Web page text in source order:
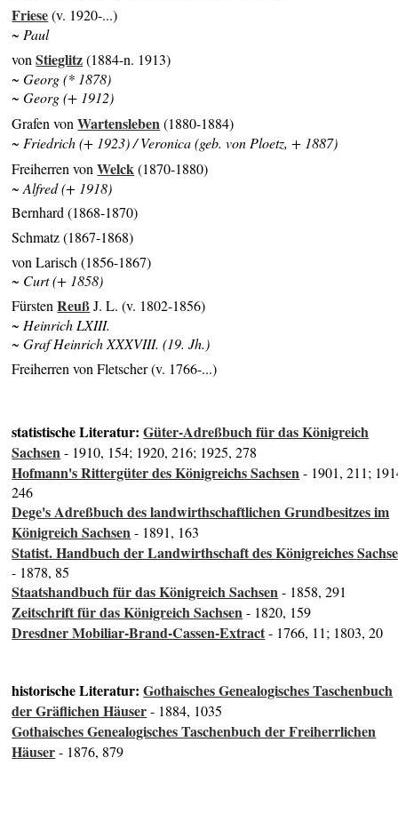
Friese(v. 1920-...)
~ Paul
vonStieglitz(1884-n. 1913)
~ Georg (* 1878)
~ Georg (+ 1912)
Grafen vonWartensleben(1880-1884)
~ Friedrich (+ 1923) / Veronica (geb. von Ploetz, + 1887)
Freiherren vonWelck(1870-1880)
~ Alfred (+ 1918)
Bernhard (1868-1870)
Schmatz (1867-1868)
von Larisch (1856-1867)
~ Curt (+ 1858)
FürstenReußJ. L. (v. 1802-1856)
~ Heinrich LXIII.
~ Graf Heinrich XXXVIII. (19. Jh.)
Freiherren von Fletscher (v. 1766-...)
statistische Literatur:Güter-Adreßbuch für das Königreich
Sachsen- 1910, 154; 1920, 216; 1925, 278
Hofmann's Rittergüter des Königreichs Sachsen- 1901, 211;
246
Dege's Adreßbuch des landwirthschaftlichen Grundbesitzes im
Königreich Sachsen- 1891, 163
Statist. Handbuch der Landwirthschaft des Königreiches
- 1878, 85
Staatshandbuch für das Königreich Sachsen- 1858, 291
Zeitschrift für das Königreich Sachsen- 1820, 159
Dresdner Mobiliar-Brand-Cassen-Extract- 1766, 11; 1803, 20
historische Literatur:Gothaisches Genealogisches Taschenbuch
der Gräflichen Häuser- 1884, 1035
Gothaisches Genealogisches Taschenbuch der Freiherrlichen
Häuser- 1876, 879